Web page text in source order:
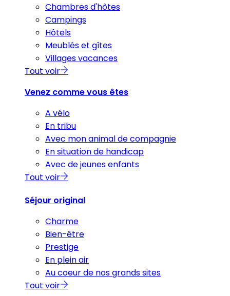
Chambres d'hôtes
Campings
Hôtels
Meublés et gîtes
Villages vacances
Tout voir
Venez comme vous êtes
A vélo
En tribu
Avec mon animal de compagnie
En situation de handicap
Avec de jeunes enfants
Tout voir
Séjour original
Charme
Bien-être
Prestige
En plein air
Au coeur de nos grands sites
Tout voir